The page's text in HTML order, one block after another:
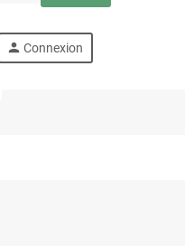
person Connexion